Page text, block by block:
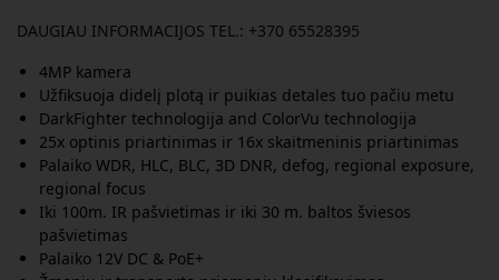
DAUGIAU INFORMACIJOS TEL.: +370 65528395
4MP kamera
Užfiksuoja didelį plotą ir puikias detales tuo pačiu metu
DarkFighter technologija and ColorVu technologija
25x optinis priartinimas ir 16x skaitmeninis priartinimas
Palaiko WDR, HLC, BLC, 3D DNR, defog, regional exposure,
regional focus
Iki 100m. IR pašvietimas ir iki 30 m. baltos šviesos
pašvietimas
Palaiko 12V DC & PoE+